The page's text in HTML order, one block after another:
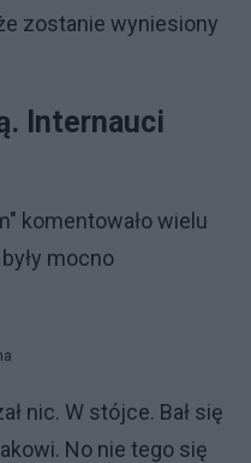
zostanie wyniesiony
Internauci
komentowało wielu
mocno
nic. W stójce. Bał się
No nie tego się